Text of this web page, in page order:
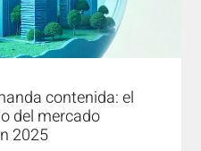
contenida: el
del mercado
2025